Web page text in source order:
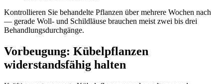
Kontrollieren Sie behandelte Pflanzen über mehrere Wochen nach
— gerade Woll- und Schildläuse brauchen meist zwei bis drei
Behandlungsdurchgänge.
Vorbeugung: Kübelpflanzen
widerstandsfähig halten